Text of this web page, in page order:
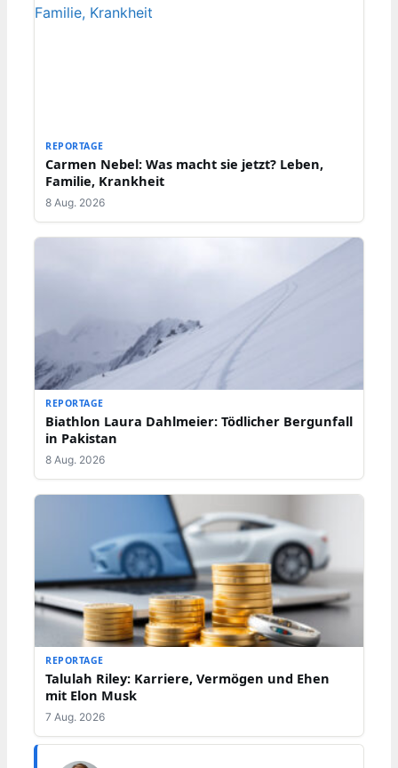
REPORTAGE
Carmen Nebel: Was macht sie jetzt? Leben,
Familie, Krankheit
8 Aug. 2026
REPORTAGE
Biathlon Laura Dahlmeier: Tödlicher Bergunfall
in Pakistan
8 Aug. 2026
REPORTAGE
Talulah Riley: Karriere, Vermögen und Ehen
mit Elon Musk
7 Aug. 2026